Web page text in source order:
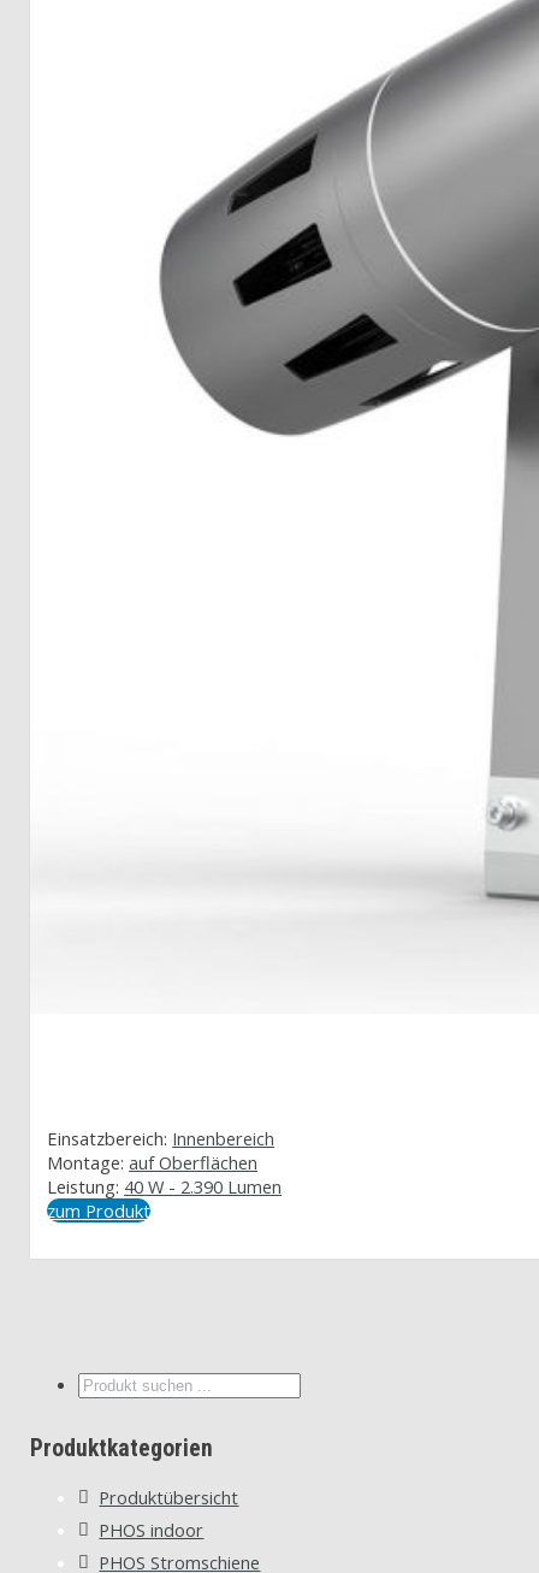
Einsatzbereich: Innenbereich
Montage:auf Oberflächen
Leistung: 40 W - 2.390 Lumen
zum Produkt
Suche
Produktkategorien
Produktübersicht
PHOS indoor
PHOS Stromschiene